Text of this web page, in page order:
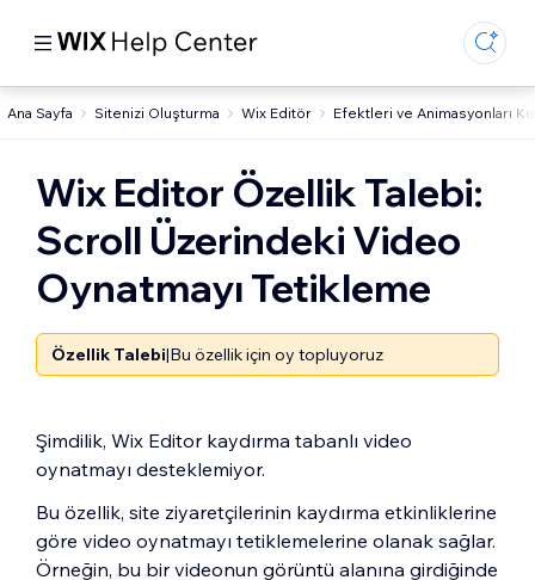
Ana Sayfa Sitenizi Oluşturma Wix Editör Efektleri ve Animasyonları
Wix Editor Özellik Talebi:
Scroll Üzerindeki Video
Oynatmayı Tetikleme
Özellik Talebi|Bu özellik için oy topluyoruz
Şimdilik, Wix Editor kaydırma tabanlı video
oynatmayı desteklemiyor.
Bu özellik, site ziyaretçilerinin kaydırma etkinliklerine
göre video oynatmayı tetiklemelerine olanak sağlar.
Örneğin, bu bir videonun görüntü alanına girdiğinde